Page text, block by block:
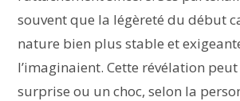
souvent que la légèreté du début
nature bien plus stable et
l’imaginaient. Cette révélation
surprise ou un choc, selon la